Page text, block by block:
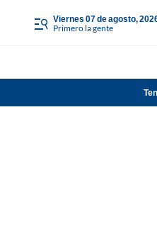
viernes 07 de agosto,
Primero la gente